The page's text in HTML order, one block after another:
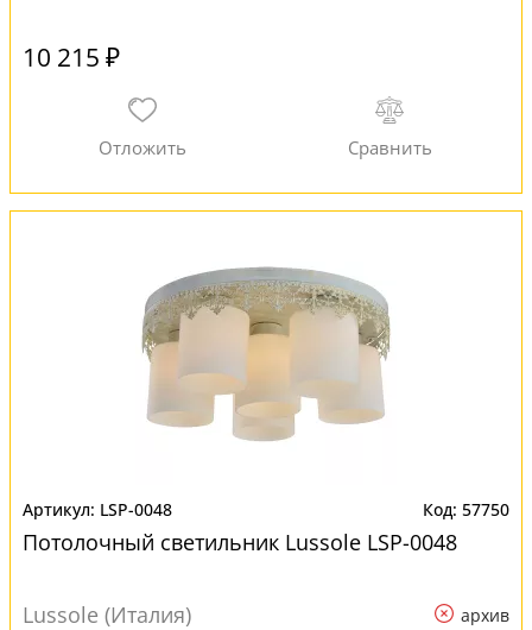
10 215 ₽
LSP-0048 57750
Потолочный светильник Lussole LSP-0048
Lussole (Италия) архив